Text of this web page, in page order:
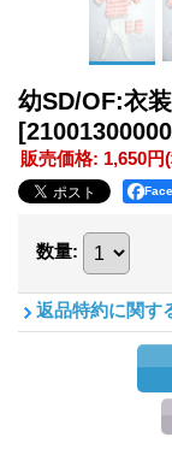
幼SD/OF:衣
販売価格: 1,650円
数量:
返品特約に関す